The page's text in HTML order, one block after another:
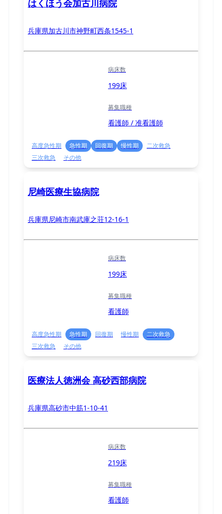
はくほう会加古川病院
兵庫県加古川市神野町西条1545-1
病床数
199床
募集職種
看護師 / 准看護師
高度急性期 急性期 回復期 慢性期
二次救急
三次救急
その他
尼崎医療生協病院
兵庫県尼崎市南武庫之荘12-16-1
病床数
199床
募集職種
看護師
高度急性期 急性期 回復期 慢性期
二次救急
三次救急
その他
医療法人徳洲会 高砂西部病院
兵庫県高砂市中筋1-10-41
病床数
219床
募集職種
看護師